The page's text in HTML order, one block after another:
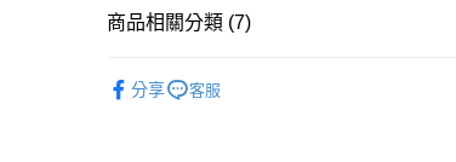
消。如遇「轉專審核」未通過狀況，表示未達大哥付
1.分期款項不併入電信帳單，「大哥付你分期」於每
１．簡單：不需註冊會員、不需綁卡、不需儲值。
２．便利：只要手機號碼，簡訊認證，即可結帳。
【「AFTEE先享後付」結帳流程】
全家取貨付款
商品相關分類 (7)
分享 客服